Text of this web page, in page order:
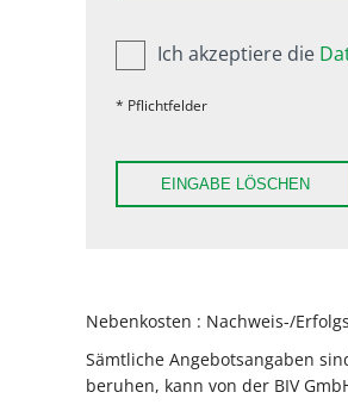
Ich akzeptiere die
* Pflichtfelder
EINGABE LÖSCHEN
Nebenkosten : Nachweis-/
Sämtliche Angebotsangaben
beruhen, kann von der BIV